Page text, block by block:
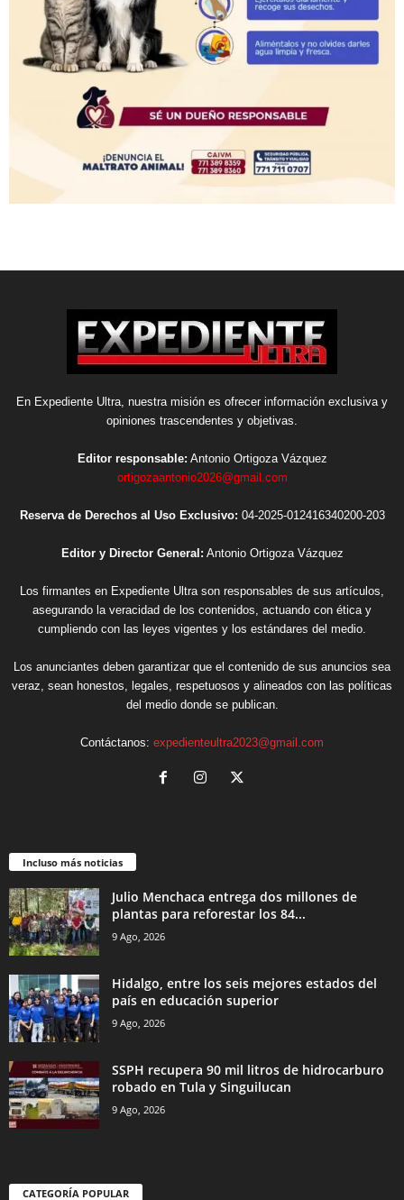
En Expediente Ultra, nuestra misión es ofrecer información exclusiva y
opiniones trascendentes y objetivas.
Editor responsable: Antonio Ortigoza Vázquez
ortigozaantonio2026@gmail.com
Reserva de Derechos al Uso Exclusivo: 04-2025-012416340200-203
Editor y Director General: Antonio Ortigoza Vázquez
Los firmantes en Expediente Ultra son responsables de sus artículos,
asegurando la veracidad de los contenidos, actuando con ética y
cumpliendo con las leyes vigentes y los estándares del medio.
Los anunciantes deben garantizar que el contenido de sus anuncios sea
veraz, sean honestos, legales, respetuosos y alineados con las políticas
del medio donde se publican.
Contáctanos: expedienteultra2023@gmail.com
Incluso más noticias
Julio Menchaca entrega dos millones de
plantas para reforestar los 84...
9 Ago, 2026
Hidalgo, entre los seis mejores estados del
país en educación superior
9 Ago, 2026
SSPH recupera 90 mil litros de hidrocarburo
robado en Tula y Singuilucan
9 Ago, 2026
CATEGORÍA POPULAR